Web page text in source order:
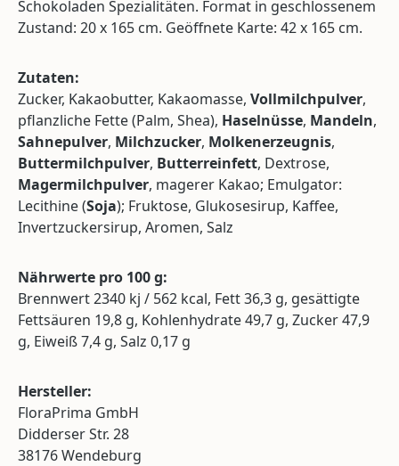
Schokoladen Spezialitäten. Format in geschlossenem
Zustand: 20 x 165 cm. Geöffnete Karte: 42 x 165 cm.
Zutaten:
Zucker, Kakaobutter, Kakaomasse, Vollmilchpulver,
pflanzliche Fette (Palm, Shea), Haselnüsse, Mandeln,
Sahnepulver, Milchzucker, Molkenerzeugnis,
Buttermilchpulver, Butterreinfett, Dextrose,
Magermilchpulver, magerer Kakao; Emulgator:
Lecithine (Soja); Fruktose, Glukosesirup, Kaffee,
Invertzuckersirup, Aromen, Salz
Nährwerte pro 100 g:
Brennwert 2340 kj / 562 kcal, Fett 36,3 g, gesättigte
Fettsäuren 19,8 g, Kohlenhydrate 49,7 g, Zucker 47,9
g, Eiweiß 7,4 g, Salz 0,17 g
Hersteller:
FloraPrima GmbH
Didderser Str. 28
38176 Wendeburg